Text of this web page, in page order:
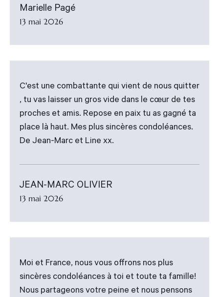
Marielle Pagé
13 mai 2026
C'est une combattante qui vient de nous quitter
, tu vas laisser un gros vide dans le cœur de tes
proches et amis. Repose en paix tu as gagné ta
place là haut. Mes plus sincères condoléances.
De Jean-Marc et Line xx.
JEAN-MARC OLIVIER
13 mai 2026
Moi et France, nous vous offrons nos plus
sincères condoléances à toi et toute ta famille!
Nous partageons votre peine et nous pensons